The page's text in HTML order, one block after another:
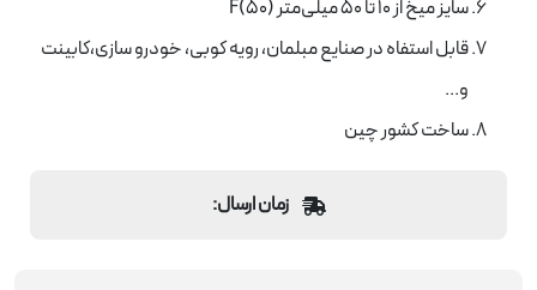
سایز میخ از 10 تا 50 میلی‌متر F(50)
قابل استفاه در صنایع مبلمان، رویه کوبی، خودرو سازی،کابینت
و...
ساخت کشور چین
زمان ارسال: